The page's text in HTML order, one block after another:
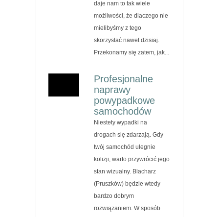
daje nam to tak wiele
możliwości, że dlaczego nie
mielibyśmy z tego
skorzystać nawet dzisiaj.
Przekonamy się zatem, jak...
Profesjonalne
naprawy
powypadkowe
samochodów
Niestety wypadki na
drogach się zdarzają. Gdy
twój samochód ulegnie
kolizji, warto przywrócić jego
stan wizualny. Blacharz
(Pruszków) będzie wtedy
bardzo dobrym
rozwiązaniem. W sposób